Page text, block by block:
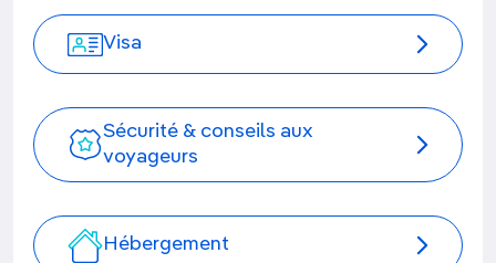
Visa
Sécurité & conseils aux
voyageurs
Hébergement